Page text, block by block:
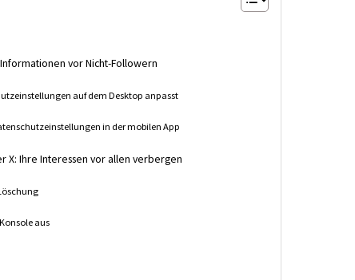
vor Nicht-Followern
auf dem Desktop anpasst
in der mobilen App
X: Ihre Interessen vor allen verbergen
aus